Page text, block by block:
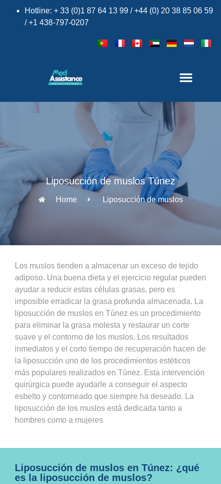
Hotline: + 33 (0)1 87 64 13 99 / +44 (0) 20 38 85 06 59
/ +1 438-797-0207
Liposucción de muslos Túnez
Home Liposucción de muslos
Los muslos tienden a almacenar un exceso de tejido
adiposo. Una buena dieta y el ejercicio regular pueden
ayudar a reducir estas células grasas, pero es
imposible erradicar la grasa profunda almacenada. La
liposucción de muslos en Túnez es un procedimiento
para eliminar la grasa molesta y restaurar un corte
suave y el contorno de los muslos. Los resultados
inmediatos y el corto tiempo de recuperación hacen de
la liposucción uno de los procedimientos estéticos
más populares realizados en Túnez. Esta intervención
quirúrgica puede ayudarle a conseguir el aspecto
esbelto y contorneado que siempre ha deseado. La
liposucción de los muslos está dedicada tanto a
hombres como a mujeres
Liposucción de muslos en Túnez: ¿qué
es la liposucción de muslos?